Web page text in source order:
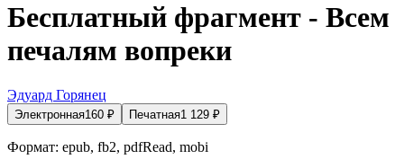
Бесплатный фрагмент - Всем
печалям вопреки
Эдуард Горянец
Электронная160 ₽ Печатная1 129 ₽
Формат: epub, fb2, pdfRead, mobi